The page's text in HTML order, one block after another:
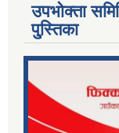
उपभोक्ता
पु्स्तिका